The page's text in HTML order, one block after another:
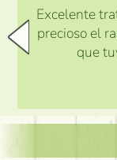
Excelente
precioso el
que